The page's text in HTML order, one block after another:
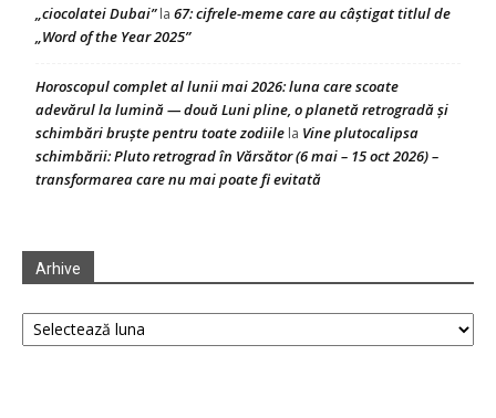
„ciocolatei Dubai”la 67: cifrele-meme care au câștigat titlul de
„Word of the Year 2025”
Horoscopul complet al lunii mai 2026: luna care scoate
adevărul la lumină — două Luni pline, o planetă retrogradă și
schimbări bruște pentru toate zodiile la Vine plutocalipsa
schimbării: Pluto retrograd în Vărsător (6 mai – 15 oct 2026) –
transformarea care nu mai poate fi evitată
Arhive
Arhive